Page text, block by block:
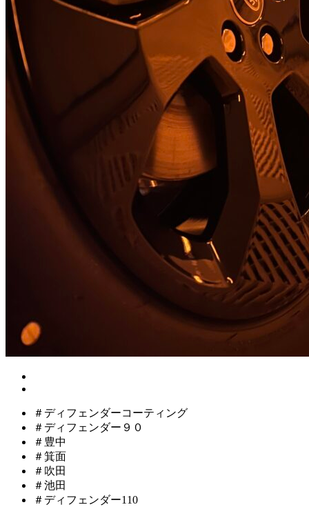
＃ディフェンダーコーティング
＃ディフェンダー９０
＃豊中
＃箕面
＃吹田
＃池田
＃ディフェンダー110